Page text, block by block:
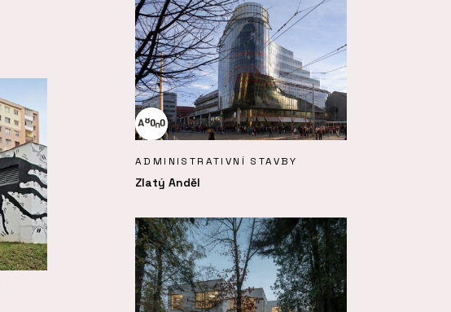
ADMINISTRATIVNÍ STAVBY
Zlatý Anděl